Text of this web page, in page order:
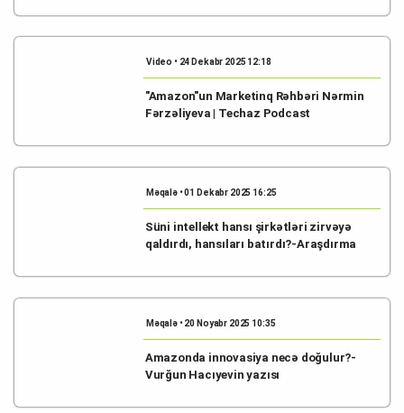
Video • 24 Dekabr 2025 12:18
"Amazon"un Marketinq Rəhbəri Nərmin
Fərzəliyeva | Techaz Podcast
Məqalə • 01 Dekabr 2025 16:25
Süni intellekt hansı şirkətləri zirvəyə
qaldırdı, hansıları batırdı?-Araşdırma
Məqalə • 20 Noyabr 2025 10:35
Amazonda innovasiya necə doğulur?-
Vurğun Hacıyevin yazısı